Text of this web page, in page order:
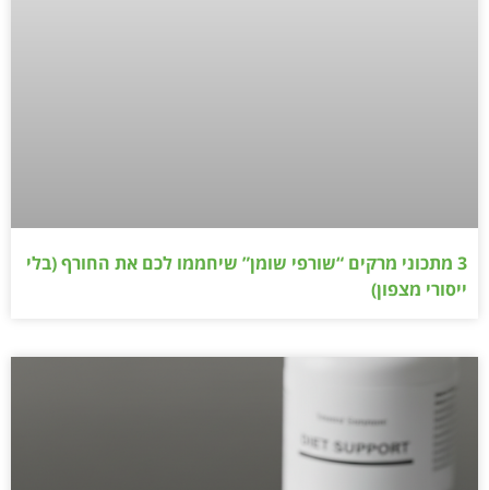
3 מתכוני מרקים “שורפי שומן” שיחממו לכם את החורף (בלי
ייסורי מצפון)